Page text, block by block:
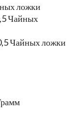
ложки
Чайных
Чайных ложки